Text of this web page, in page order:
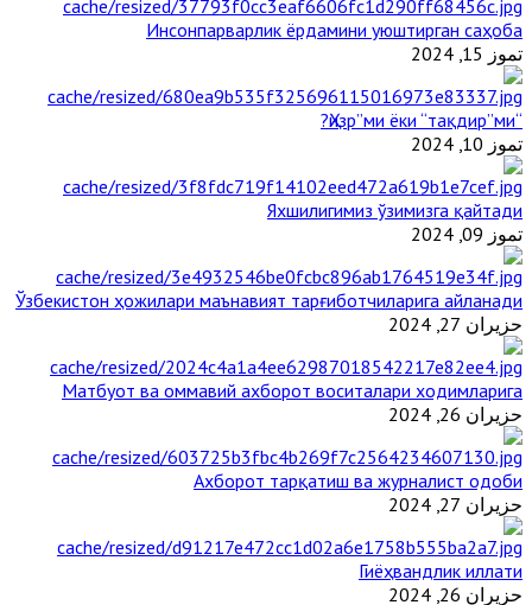
Инсонпарварлик ёрдамини уюштирган саҳоба
تموز 15, 2024
“Ҳизр”ми ёки “тақдир”ми?
تموز 10, 2024
Яхшилигимиз ўзимизга қайтади
تموز 09, 2024
Ўзбекистон ҳожилари маънавият тарғиботчиларига айланади
حزيران 27, 2024
Матбуот ва оммавий ахборот воситалари ходимларига
حزيران 26, 2024
Ахборот тарқатиш ва журналист одоби
حزيران 27, 2024
Гиёҳвандлик иллати
حزيران 26, 2024